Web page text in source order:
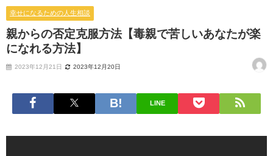
幸せになるための人生相談
親からの否定克服方法【毒親で苦しいあなたが楽
になれる方法】
2023年12月21日 2023年12月20日
LINE